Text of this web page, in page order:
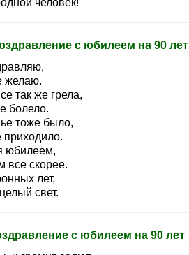
человек!
с юбилеем на 90 лет
желаю.
так же грела,
болело.
тоже было,
приходило.
юбилеем,
все скорее.
лет,
свет.
с юбилеем на 90 лет